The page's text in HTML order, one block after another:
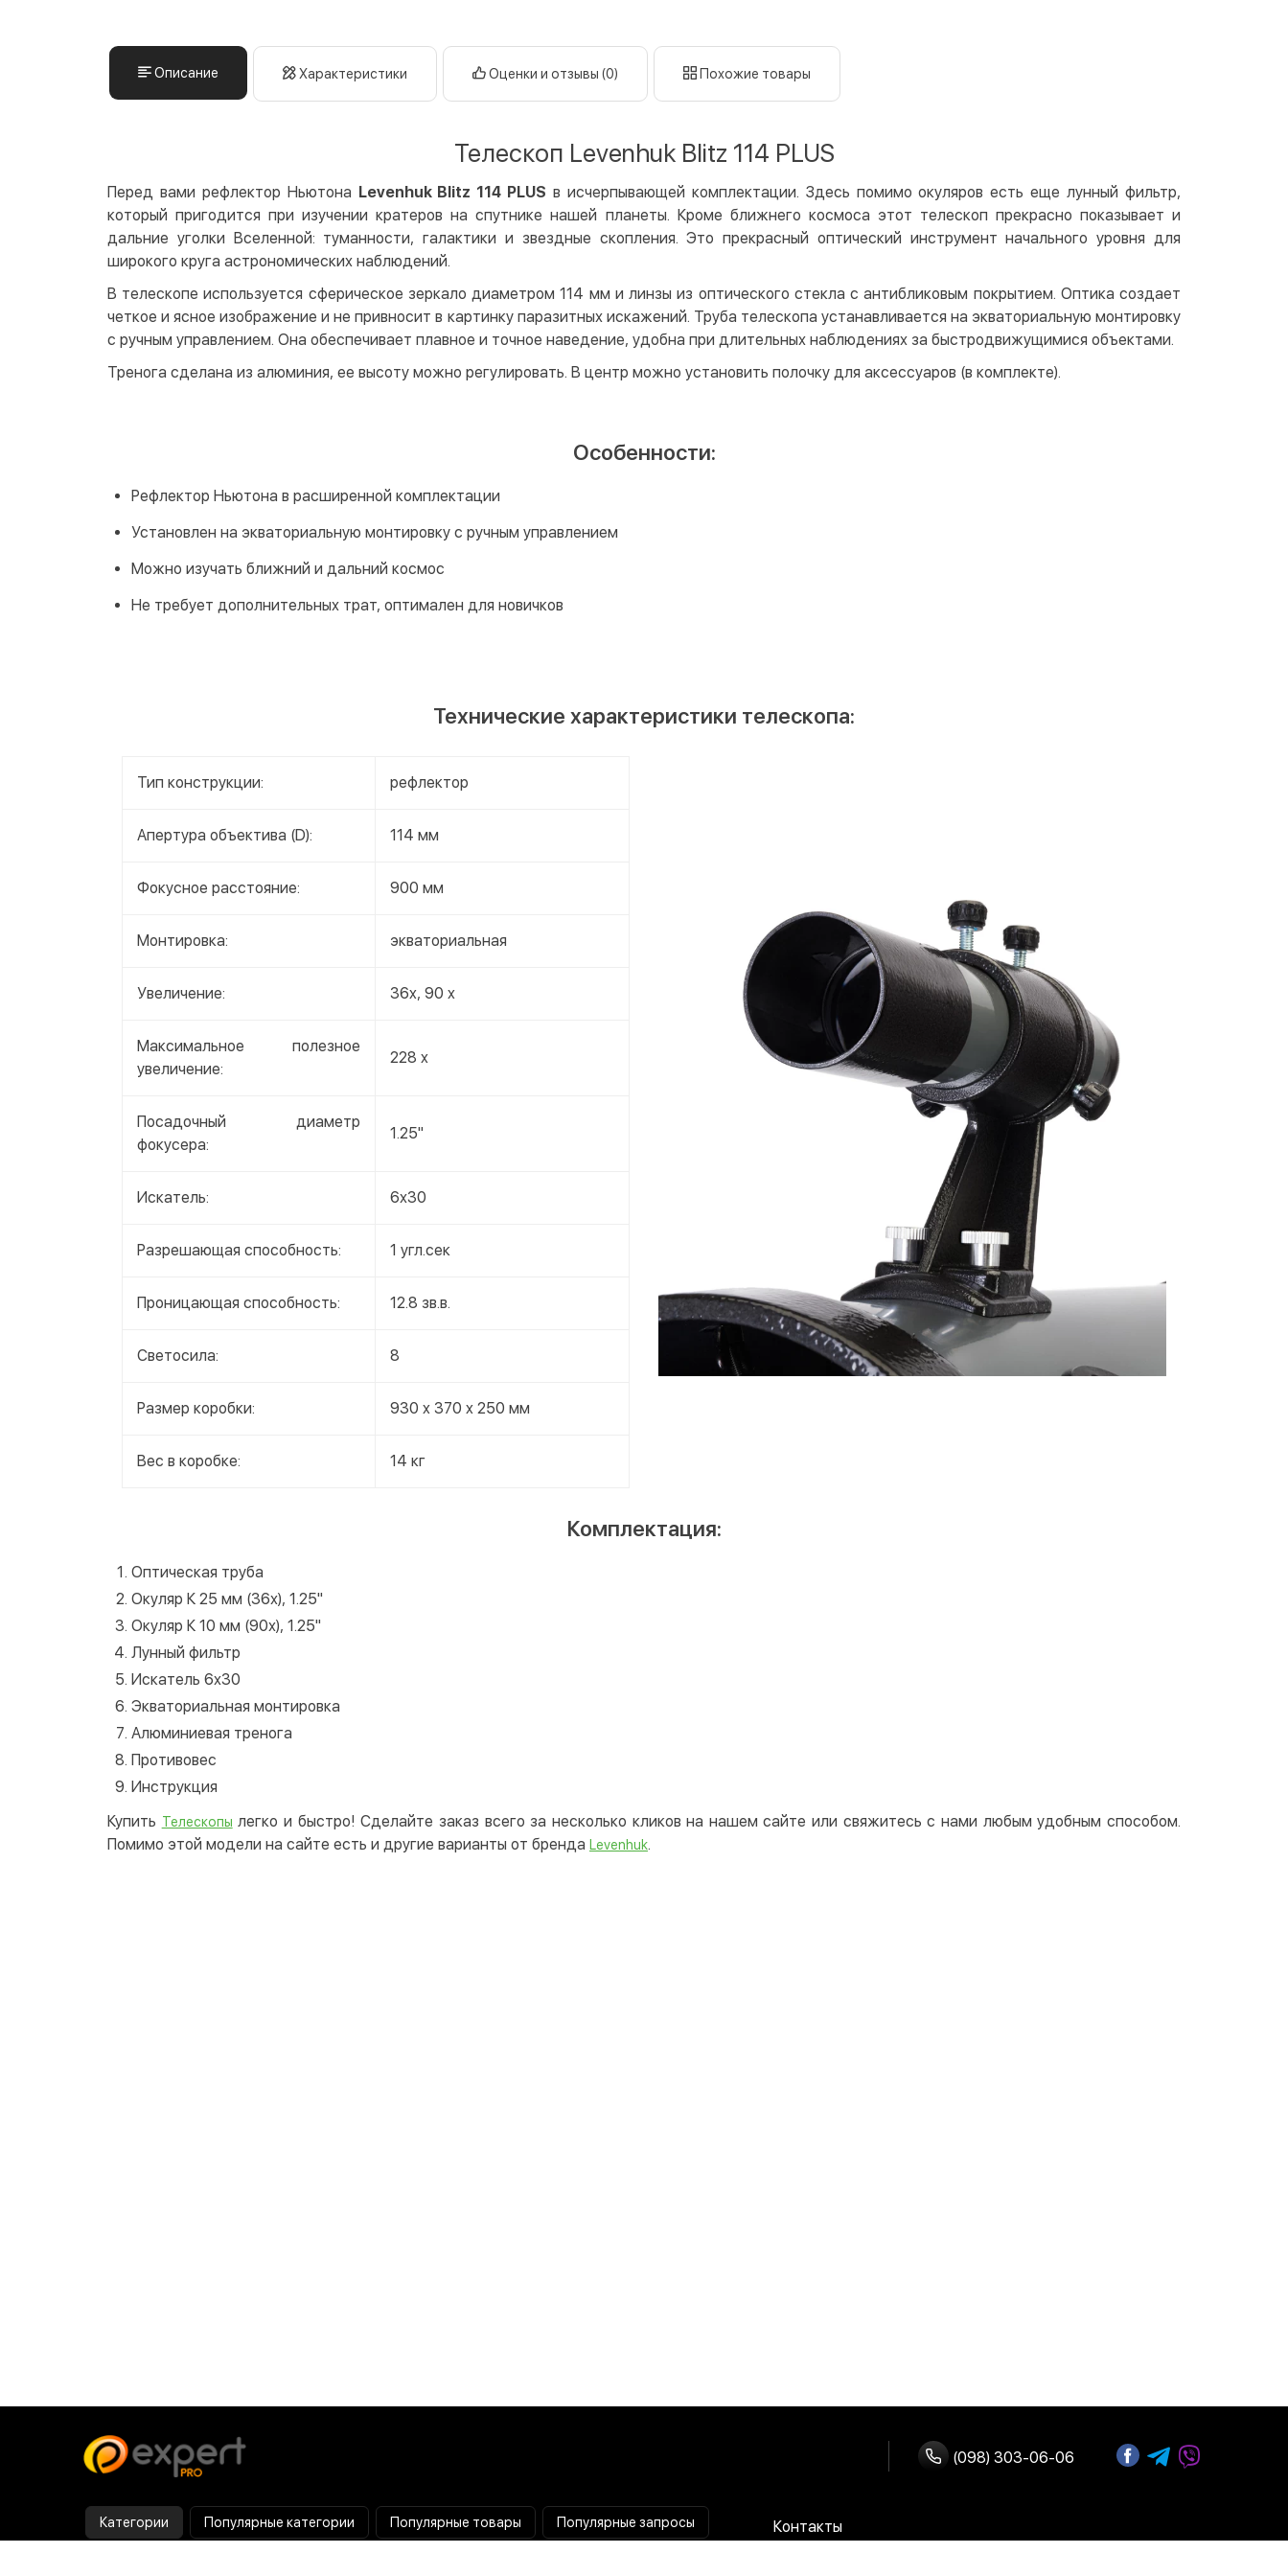
Оплата картой на сайте
LiqPay
Безналичный расчет
Оплата на счет юр.лица
Бесплатно
Кредит
Мгновенная рассрочка (Приватбанк)
Описание Характеристики Оценки и отзывы (0) Похожие товары
Телескоп Levenhuk Blitz 114 PLUS
Перед вами рефлектор Ньютона Levenhuk Blitz 114 PLUS в исчерпывающей комплектации. Здесь помимо окуляров есть еще лунный фильтр,
который пригодится при изучении кратеров на спутнике нашей планеты. Кроме ближнего космоса этот телескоп прекрасно показывает и
дальние уголки Вселенной: туманности, галактики и звездные скопления. Это прекрасный оптический инструмент начального уровня для
широкого круга астрономических наблюдений.
В телескопе используется сферическое зеркало диаметром 114 мм и линзы из оптического стекла с антибликовым покрытием. Оптика создает
четкое и ясное изображение и не привносит в картинку паразитных искажений. Труба телескопа устанавливается на экваториальную монтировку
с ручным управлением. Она обеспечивает плавное и точное наведение, удобна при длительных наблюдениях за быстродвижущимися объектами.
Тренога сделана из алюминия, ее высоту можно регулировать. В центр можно установить полочку для аксессуаров (в комплекте).
Особенности:
Рефлектор Ньютона в расширенной комплектации
Установлен на экваториальную монтировку с ручным управлением
Можно изучать ближний и дальний космос
Не требует дополнительных трат, оптимален для новичков
Технические характеристики телескопа:
Тип конструкции: рефлектор
Апертура объектива (D): 114 мм
Фокусное расстояние: 900 мм
Монтировка: экваториальная
Увеличение: 36x, 90 x
Максимальное полезное
увеличение:
228 x
Посадочный диаметр
фокусера:
1.25"
Искатель: 6х30
Разрешающая способность: 1 угл.сек
Проницающая способность: 12.8 зв.в.
Светосила: 8
Размер коробки: 930 x 370 x 250 мм
Вес в коробке: 14 кг
Комплектация:
Оптическая труба
Окуляр К 25 мм (36х), 1.25"
Окуляр К 10 мм (90х), 1.25"
Лунный фильтр
Искатель 6х30
Экваториальная монтировка
Алюминиевая тренога
Противовес
Инструкция
Купить Телескопы легко и быстро! Сделайте заказ всего за несколько кликов на нашем сайте или свяжитесь с нами любым удобным способом.
Помимо этой модели на сайте есть и другие варианты от бренда Levenhuk.
(098) 303-06-06
Категории Популярные категории Популярные товары Популярные запросы Контакты